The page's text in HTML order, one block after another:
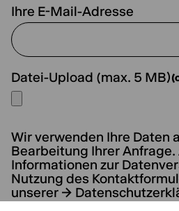
Ihre E-Mail-Adresse
Datei-Upload (max. 5 MB)
Wir verwenden Ihre Daten
Bearbeitung Ihrer
Informationen zur
Nutzung des
unserer →